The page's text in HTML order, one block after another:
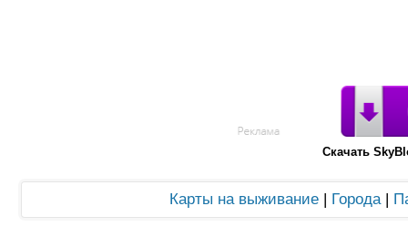
Скачать
Карты на выживание| Города|